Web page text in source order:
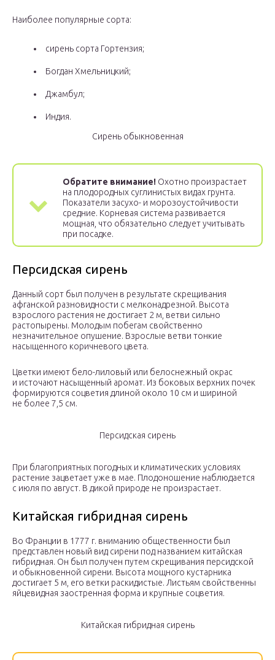
Наиболее популярные сорта:
сирень сорта Гортензия;
Богдан Хмельницкий;
Джамбул;
Индия.
Сирень обыкновенная
Обратите внимание! Охотно произрастает
на плодородных суглинистых видах грунта.
Показатели засухо- и морозоустойчивости
средние. Корневая система развивается
мощная, что обязательно следует учитывать
при посадке.
Персидская сирень
Данный сорт был получен в результате скрещивания
афганской разновидности с мелконадрезной. Высота
взрослого растения не достигает 2 м, ветви сильно
растопырены. Молодым побегам свойственно
незначительное опушение. Взрослые ветви тонкие
насыщенного коричневого цвета.
Цветки имеют бело-лиловый или белоснежный окрас
и источают насыщенный аромат. Из боковых верхних почек
формируются соцветия длиной около 10 см и шириной
не более 7,5 см.
Персидская сирень
При благоприятных погодных и климатических условиях
растение зацветает уже в мае. Плодоношение наблюдается
с июля по август. В дикой природе не произрастает.
Китайская гибридная сирень
Во Франции в 1777 г. вниманию общественности был
представлен новый вид сирени под названием китайская
гибридная. Он был получен путем скрещивания персидской
и обыкновенной сирени. Высота мощного кустарника
достигает 5 м, его ветки раскидистые. Листьям свойственны
яйцевидная заостренная форма и крупные соцветия.
Китайская гибридная сирень